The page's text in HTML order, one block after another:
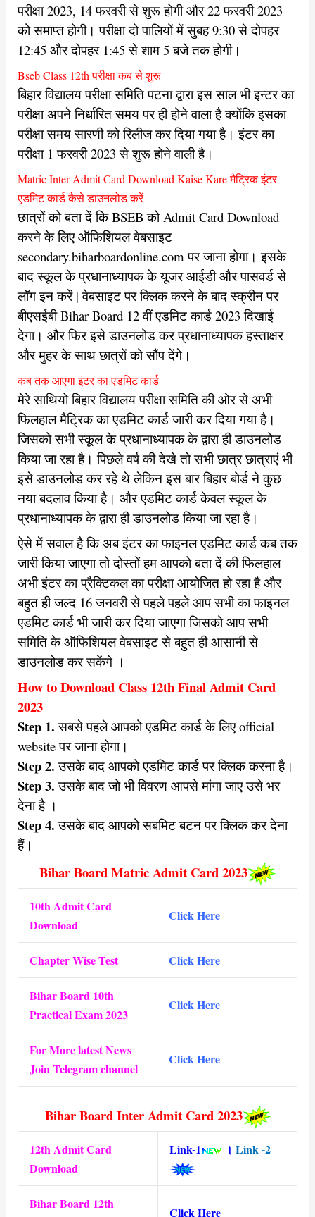
परीक्षा 2023, 14 फरवरी से शुरू होगी और 22 फरवरी 2023
को समाप्त होगी। परीक्षा दो पालियों में सुबह 9:30 से दोपहर
12:45 और दोपहर 1:45 से शाम 5 बजे तक होगी।
Bseb Class 12th परीक्षा कब से शुरू
बिहार विद्यालय परीक्षा समिति पटना द्वारा इस साल भी इन्टर का
परीक्षा अपने निर्धारित समय पर ही होने वाला है क्योंकि इसका
परीक्षा समय सारणी को रिलीज कर दिया गया है। इंटर का
परीक्षा 1 फरवरी 2023 से शुरू होने वाली है।
Matric Inter Admit Card Download Kaise Kare मैट्रिक इंटर
एडमिट कार्ड कैसे डाउनलोड करें
छात्रों को बता दें कि BSEB को Admit Card Download
करने के लिए ऑफिशियल वेबसाइट
secondary.biharboardonline.com पर जाना होगा। इसके
बाद स्कूल के प्रधानाध्यापक के यूजर आईडी और पासवर्ड से
लॉग इन करें | वेबसाइट पर क्लिक करने के बाद स्क्रीन पर
बीएसईबी Bihar Board 12 वीं एडमिट कार्ड 2023 दिखाई
देगा। और फिर इसे डाउनलोड कर प्रधानाध्यापक हस्ताक्षर
और मुहर के साथ छात्रों को सौंप देंगे।
कब तक आएगा इंटर का एडमिट कार्ड
मेरे साथियो बिहार विद्यालय परीक्षा समिति की ओर से अभी
फिलहाल मैट्रिक का एडमिट कार्ड जारी कर दिया गया है।
जिसको सभी स्कूल के प्रधानाध्यापक के द्वारा ही डाउनलोड
किया जा रहा है। पिछले वर्ष की देखे तो सभी छात्र छात्राएं भी
इसे डाउनलोड कर रहे थे लेकिन इस बार बिहार बोर्ड ने कुछ
नया बदलाव किया है। और एडमिट कार्ड केवल स्कूल के
प्रधानाध्यापक के द्वारा ही डाउनलोड किया जा रहा है।
ऐसे में सवाल है कि अब इंटर का फाइनल एडमिट कार्ड कब तक
जारी किया जाएगा तो दोस्तों हम आपको बता दें की फिलहाल
अभी इंटर का प्रैक्टिकल का परीक्षा आयोजित हो रहा है और
बहुत ही जल्द 16 जनवरी से पहले पहले आप सभी का फाइनल
एडमिट कार्ड भी जारी कर दिया जाएगा जिसको आप सभी
समिति के ऑफिशियल वेबसाइट से बहुत ही आसानी से
डाउनलोड कर सकेंगे ।
How to Download Class 12th Final Admit Card
2023
Step 1. सबसे पहले आपको एडमिट कार्ड के लिए official
website पर जाना होगा।
Step 2. उसके बाद आपको एडमिट कार्ड पर क्लिक करना है।
Step 3. उसके बाद जो भी विवरण आपसे मांगा जाए उसे भर
देना है ।
Step 4. उसके बाद आपको सबमिट बटन पर क्लिक कर देना
हैं।
Bihar Board Matric Admit Card 2023
10th Admit Card
Download
Click Here
Chapter Wise Test Click Here
Bihar Board 10th
Practical Exam 2023
Click Here
For More latest News
Join Telegram channel
Click Here
Bihar Board Inter Admit Card 2023
12th Admit Card
Download
Link-1 । Link -2
Bihar Board 12th
Click Here